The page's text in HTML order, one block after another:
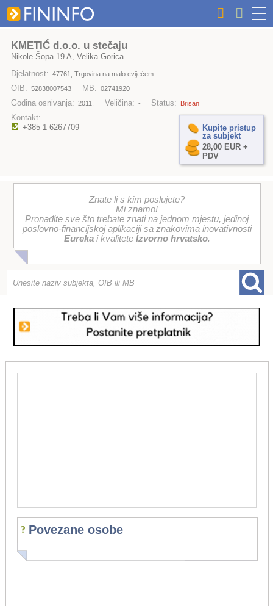
KMETIĆ d.o.o. u stečaju
Nikole Šopa 19 A, Velika Gorica
Djelatnost: 47761, Trgovina na malo cvijećem
OIB: 52838007543 MB: 02741920
Godina osnivanja: 2011. Veličina: - Status: Brisan
Kontakt:
+385 1 6267709
Kupite pristup
za subjekt
28,00 EUR +
PDV
Znate li s kim poslujete?
Mi znamo!
Pronađite sve što trebate znati na jednom mjestu, jedinoj
poslovno-financijskoj aplikaciji sa znakovima inovativnosti
Eurekai kvalitete Izvorno hrvatsko.
Povezane osobe